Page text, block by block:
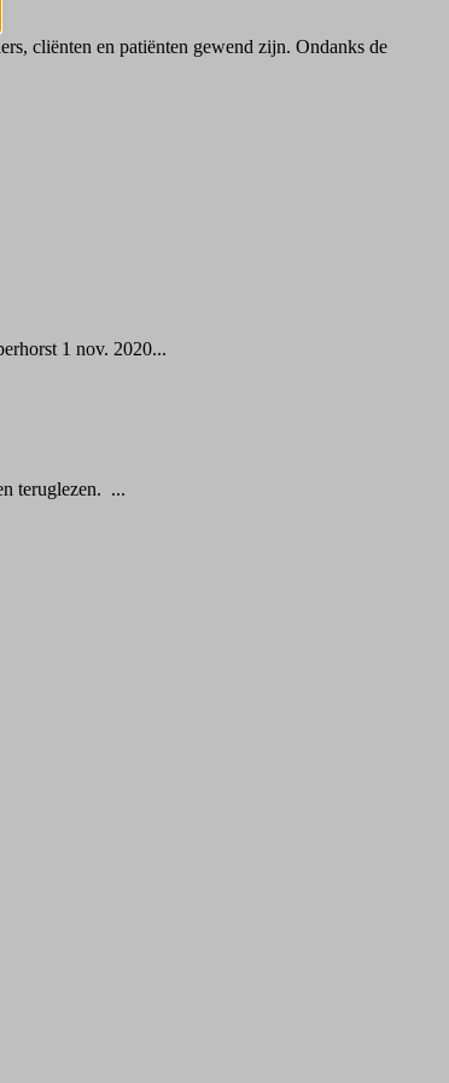
cliënten en patiënten gewend zijn. Ondanks de
1 nov. 2020...
teruglezen. ...